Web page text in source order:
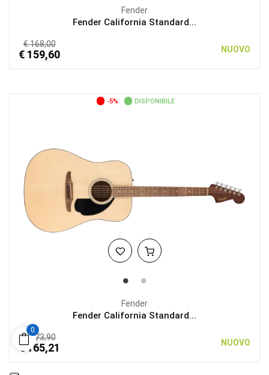
Fender
Fender California Standard...
€ 168,00
€ 159,60 NUOVO
-5% DISPONIBILE
Fender
Fender California Standard...
€ 173,90
€ 165,21 NUOVO
0